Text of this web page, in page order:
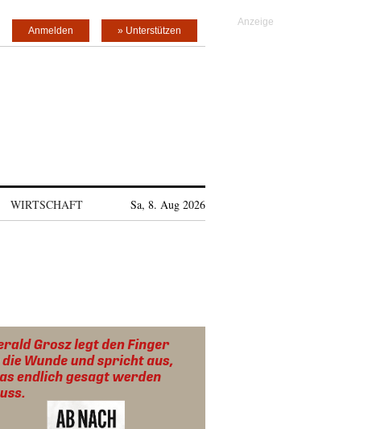
» Unterstützen
Anmelden
WIRTSCHAFT Sa, 8. Aug 2026